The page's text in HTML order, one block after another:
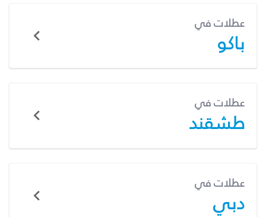
عطلات في
باكو
عطلات في
طشقند
عطلات في
دبي